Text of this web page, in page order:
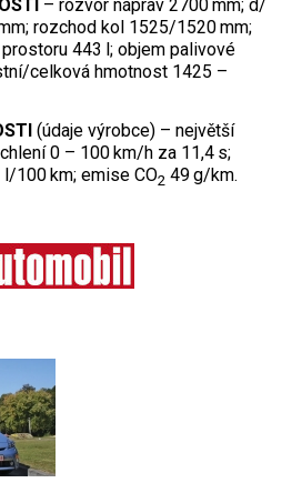
– rozvor náprav 2700 mm; d/
rozchod kol 1525/1520 mm;
443 l; objem palivové
celková hmotnost 1425 –
(údaje výrobce) – největší
0 – 100 km/h za 11,4 s;
l/100 km; emise CO2 49 g/km.